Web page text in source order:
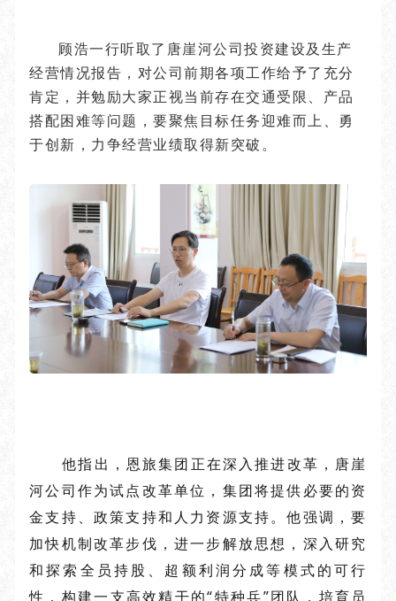
顾浩一行听取了唐崖河公司投资建设及生产
经营情况报告，对公司前期各项工作给予了充分
肯定，并勉励大家正视当前存在交通受限、产品
搭配困难等问题，要聚焦目标任务迎难而上、勇
于创新，力争经营业绩取得新突破。
他指出，恩旅集团正在深入推进改革，唐崖
河公司作为试点改革单位，集团将提供必要的资
金支持、政策支持和人力资源支持。他强调，要
加快机制改革步伐，进一步解放思想，深入研究
和探索全员持股、超额利润分成等模式的可行
性，构建一支高效精干的“特种兵”团队，培育员